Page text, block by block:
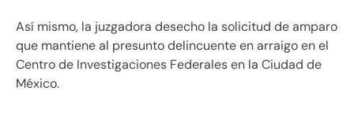
Así mismo, la juzgadora desecho la solicitud de amparo
que mantiene al presunto delincuente en arraigo en el
Centro de Investigaciones Federales en la Ciudad de
México.